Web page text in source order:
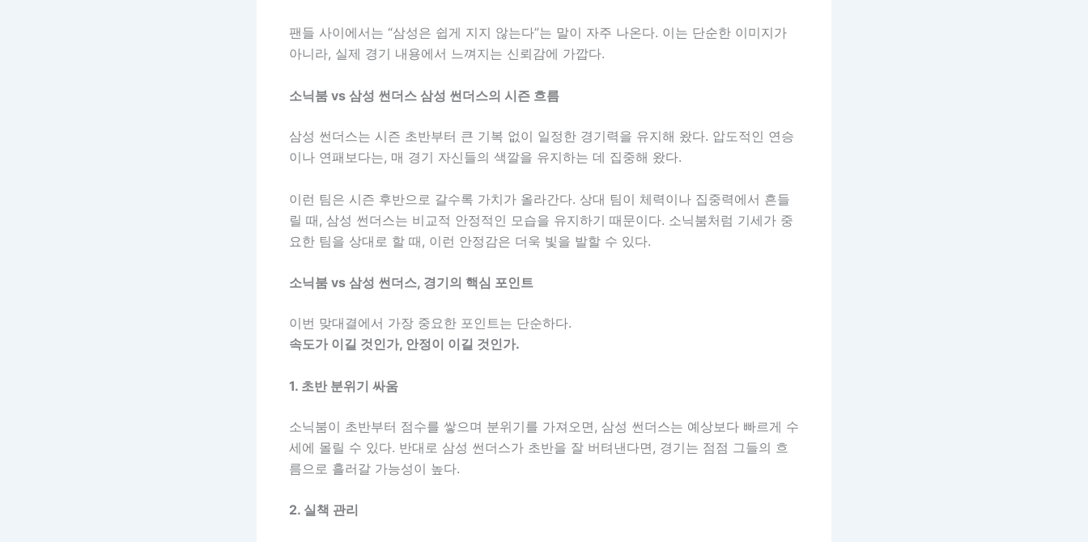
팬들 사이에서는 “삼성은 쉽게 지지 않는다”는 말이 자주 나온다. 이는 단순한 이미지가
아니라, 실제 경기 내용에서 느껴지는 신뢰감에 가깝다.
소닉붐 vs 삼성 썬더스 삼성 썬더스의 시즌 흐름
삼성 썬더스는 시즌 초반부터 큰 기복 없이 일정한 경기력을 유지해 왔다. 압도적인 연승
이나 연패보다는, 매 경기 자신들의 색깔을 유지하는 데 집중해 왔다.
이런 팀은 시즌 후반으로 갈수록 가치가 올라간다. 상대 팀이 체력이나 집중력에서 흔들
릴 때, 삼성 썬더스는 비교적 안정적인 모습을 유지하기 때문이다. 소닉붐처럼 기세가 중
요한 팀을 상대로 할 때, 이런 안정감은 더욱 빛을 발할 수 있다.
소닉붐 vs 삼성 썬더스, 경기의 핵심 포인트
이번 맞대결에서 가장 중요한 포인트는 단순하다.
속도가 이길 것인가, 안정이 이길 것인가.
1. 초반 분위기 싸움
소닉붐이 초반부터 점수를 쌓으며 분위기를 가져오면, 삼성 썬더스는 예상보다 빠르게 수
세에 몰릴 수 있다. 반대로 삼성 썬더스가 초반을 잘 버텨낸다면, 경기는 점점 그들의 흐
름으로 흘러갈 가능성이 높다.
2. 실책 관리